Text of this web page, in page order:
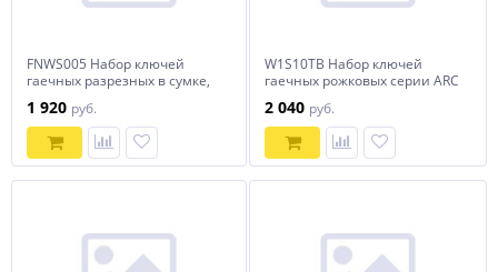
FNWS005 Набор ключей
гаечных разрезных в сумке,
1 920 руб.
W1S10TB Набор ключей
гаечных рожковых серии ARC
предметов
2 040 руб.